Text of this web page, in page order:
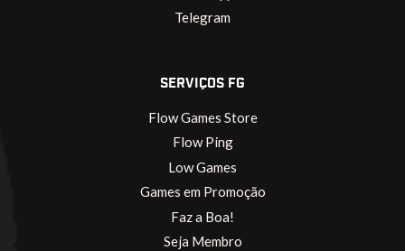
Telegram
SERVIÇOS FG
Flow Games Store
Flow Ping
Low Games
Games em Promoção
Faz a Boa!
Seja Membro